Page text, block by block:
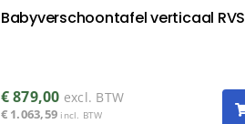
Babyverschoontafel verticaal RVS
€879,00 excl. BTW
€ 1.063,59 incl. BTW